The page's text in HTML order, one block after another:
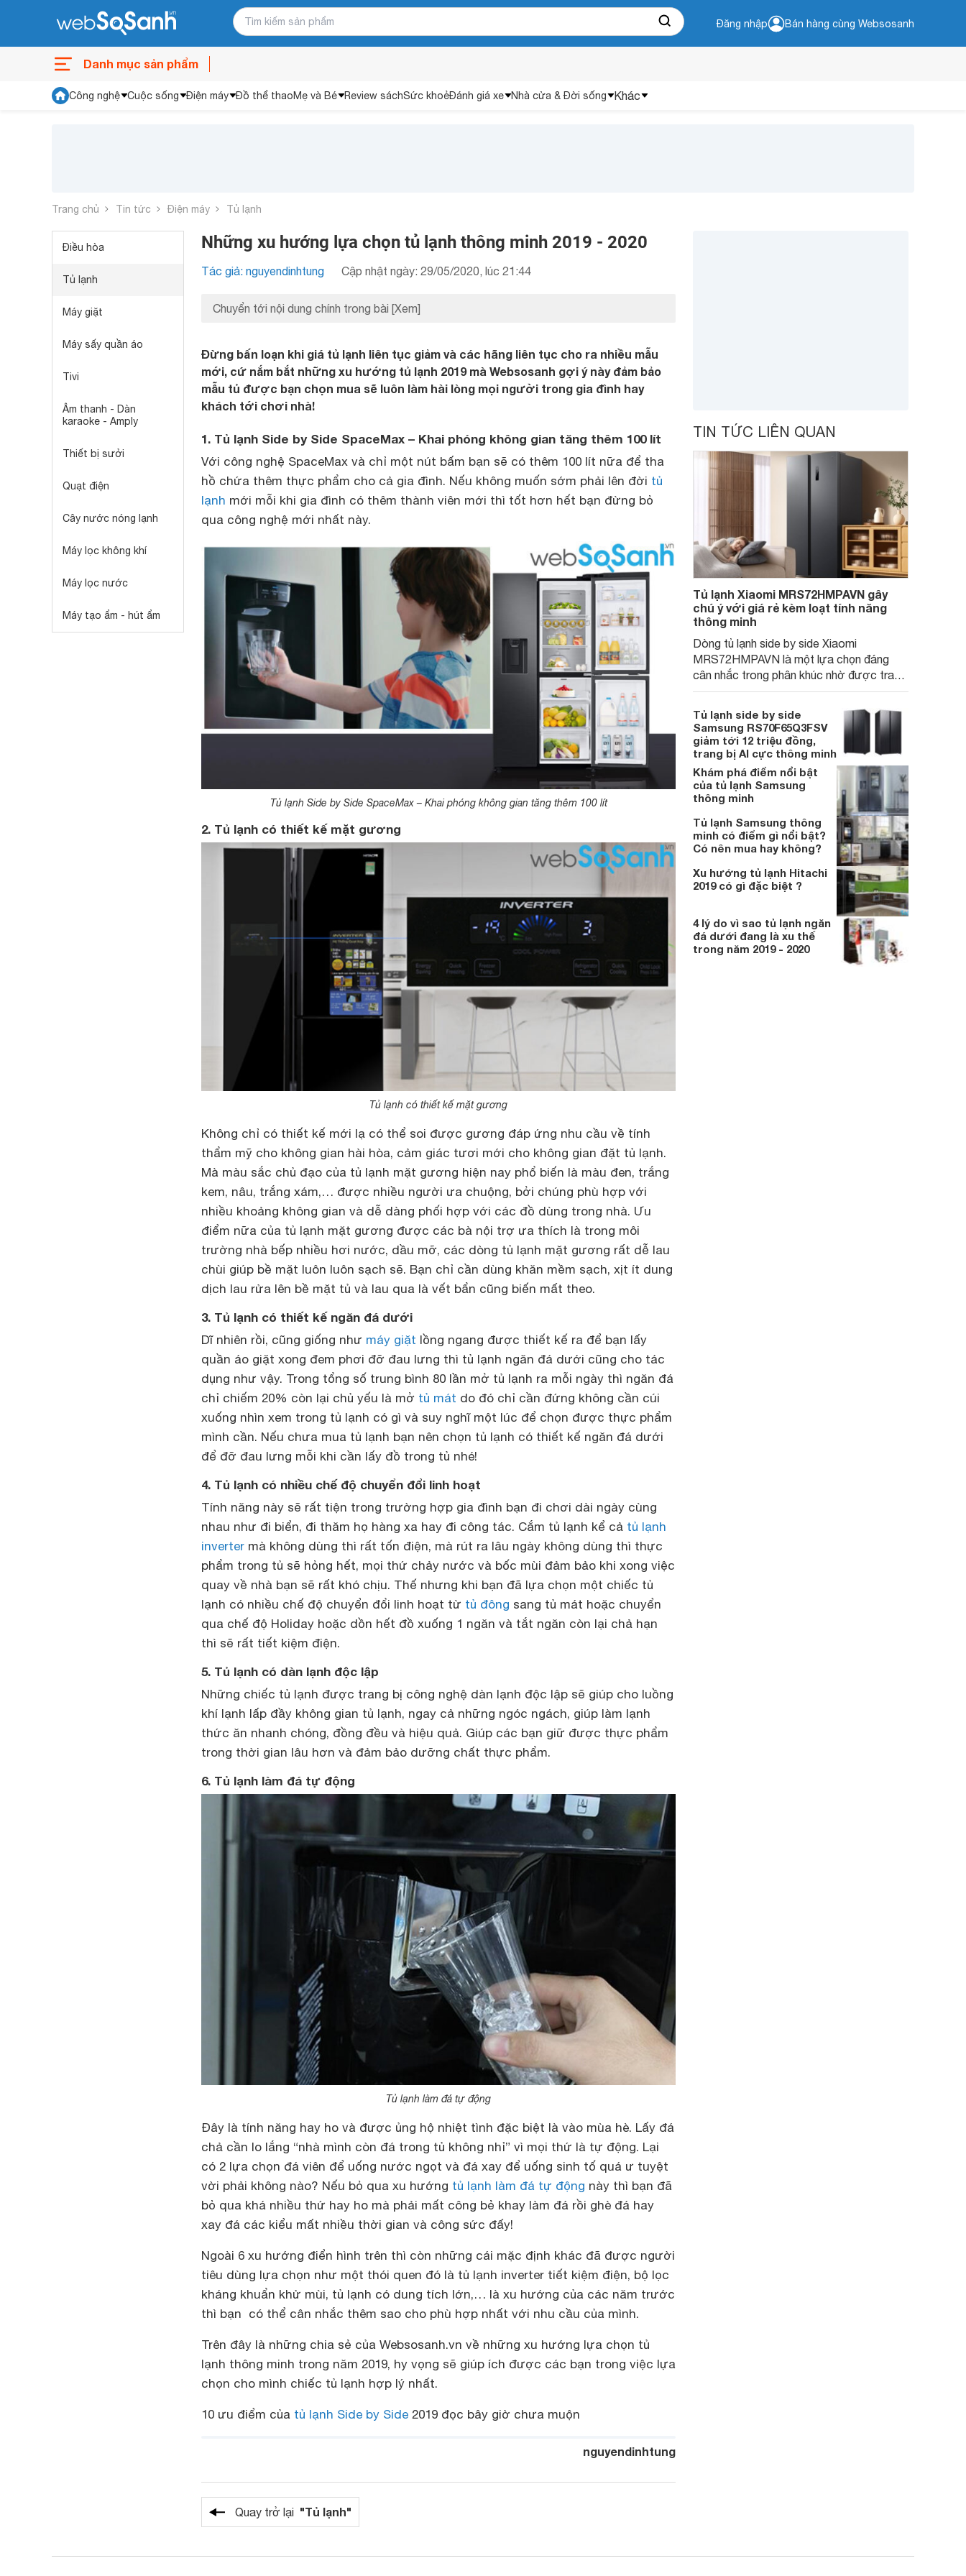
Đăng nhập Bán hàng cùng Websosanh
Danh mục sản phẩm
Công nghệ Cuộc sống Điện máy Đồ thể thaoMẹ và Bé Review sáchSức khoẻĐánh giá xe Nhà cửa & Đời sống Khác
Trang chủ Tin tức Điện máy Tủ lạnh
Điều hòa
Tủ lạnh
Máy giặt
Máy sấy quần áo
Tivi
Âm thanh - Dàn
karaoke - Amply
Thiết bị sưởi
Quạt điện
Cây nước nóng lạnh
Máy lọc không khí
Máy lọc nước
Máy tạo ẩm - hút ẩm
Những xu hướng lựa chọn tủ lạnh thông minh 2019 - 2020
Tác giả: nguyendinhtung Cập nhật ngày: 29/05/2020, lúc 21:44
Chuyển tới nội dung chính trong bài [Xem]
Đừng bấn loạn khi giá tủ lạnh liên tục giảm và các hãng liên tục cho ra nhiều mẫu
mới, cứ nắm bắt những xu hướng tủ lạnh 2019 mà Websosanh gợi ý này đảm bảo
mẫu tủ được bạn chọn mua sẽ luôn làm hài lòng mọi người trong gia đình hay
khách tới chơi nhà!
1. Tủ lạnh Side by Side SpaceMax – Khai phóng không gian tăng thêm 100 lít
Với công nghệ SpaceMax và chỉ một nút bấm bạn sẽ có thêm 100 lít nữa để tha
hồ chứa thêm thực phẩm cho cả gia đình. Nếu không muốn sớm phải lên đời tủ
lạnh mới mỗi khi gia đình có thêm thành viên mới thì tốt hơn hết bạn đừng bỏ
qua công nghệ mới nhất này.
Tủ lạnh Side by Side SpaceMax – Khai phóng không gian tăng thêm 100 lít
2. Tủ lạnh có thiết kế mặt gương
Tủ lạnh có thiết kế mặt gương
Không chỉ có thiết kế mới lạ có thể soi được gương đáp ứng nhu cầu về tính
thẩm mỹ cho không gian hài hòa, cảm giác tươi mới cho không gian đặt tủ lạnh.
Mà màu sắc chủ đạo của tủ lạnh mặt gương hiện nay phổ biến là màu đen, trắng
kem, nâu, trắng xám,… được nhiều người ưa chuộng, bởi chúng phù hợp với
nhiều khoảng không gian và dễ dàng phối hợp với các đồ dùng trong nhà. Ưu
điểm nữa của tủ lạnh mặt gương được các bà nội trợ ưa thích là trong môi
trường nhà bếp nhiều hơi nước, dầu mỡ, các dòng tủ lạnh mặt gương rất dễ lau
chùi giúp bề mặt luôn luôn sạch sẽ. Bạn chỉ cần dùng khăn mềm sạch, xịt ít dung
dịch lau rửa lên bề mặt tủ và lau qua là vết bẩn cũng biến mất theo.
3. Tủ lạnh có thiết kế ngăn đá dưới
Dĩ nhiên rồi, cũng giống như máy giặt lồng ngang được thiết kế ra để bạn lấy
quần áo giặt xong đem phơi đỡ đau lưng thì tủ lạnh ngăn đá dưới cũng cho tác
dụng như vậy. Trong tổng số trung bình 80 lần mở tủ lạnh ra mỗi ngày thì ngăn đá
chỉ chiếm 20% còn lại chủ yếu là mở tủ mát do đó chỉ cần đứng không cần cúi
xuống nhìn xem trong tủ lạnh có gì và suy nghĩ một lúc để chọn được thực phẩm
mình cần. Nếu chưa mua tủ lạnh bạn nên chọn tủ lạnh có thiết kế ngăn đá dưới
để đỡ đau lưng mỗi khi cần lấy đồ trong tủ nhé!
4. Tủ lạnh có nhiều chế độ chuyển đổi linh hoạt
Tính năng này sẽ rất tiện trong trường hợp gia đình bạn đi chơi dài ngày cùng
nhau như đi biển, đi thăm họ hàng xa hay đi công tác. Cắm tủ lạnh kể cả tủ lạnh
inverter mà không dùng thì rất tốn điện, mà rút ra lâu ngày không dùng thì thực
phẩm trong tủ sẽ hỏng hết, mọi thứ chảy nước và bốc mùi đảm bảo khi xong việc
quay về nhà bạn sẽ rất khó chịu. Thế nhưng khi bạn đã lựa chọn một chiếc tủ
lạnh có nhiều chế độ chuyển đổi linh hoạt từ tủ đông sang tủ mát hoặc chuyển
qua chế độ Holiday hoặc dồn hết đồ xuống 1 ngăn và tắt ngăn còn lại chả hạn
thì sẽ rất tiết kiệm điện.
5. Tủ lạnh có dàn lạnh độc lập
Những chiếc tủ lạnh được trang bị công nghệ dàn lạnh độc lập sẽ giúp cho luồng
khí lạnh lấp đầy không gian tủ lạnh, ngay cả những ngóc ngách, giúp làm lạnh
thức ăn nhanh chóng, đồng đều và hiệu quả. Giúp các bạn giữ được thực phẩm
trong thời gian lâu hơn và đảm bảo dưỡng chất thực phẩm.
6. Tủ lạnh làm đá tự động
Tủ lạnh làm đá tự động
Đây là tính năng hay ho và được ủng hộ nhiệt tình đặc biệt là vào mùa hè. Lấy đá
chả cần lo lắng “nhà mình còn đá trong tủ không nhỉ” vì mọi thứ là tự động. Lại
có 2 lựa chọn đá viên để uống nước ngọt và đá xay để uống sinh tố quá ư tuyệt
vời phải không nào? Nếu bỏ qua xu hướng tủ lạnh làm đá tự động này thì bạn đã
bỏ qua khá nhiều thứ hay ho mà phải mất công bẻ khay làm đá rồi ghè đá hay
xay đá các kiểu mất nhiều thời gian và công sức đấy!
Ngoài 6 xu hướng điển hình trên thì còn những cái mặc định khác đã được người
tiêu dùng lựa chọn như một thói quen đó là tủ lạnh inverter tiết kiệm điện, bộ lọc
kháng khuẩn khử mùi, tủ lạnh có dung tích lớn,… là xu hướng của các năm trước
thì bạn có thể cân nhắc thêm sao cho phù hợp nhất với nhu cầu của mình.
Trên đây là những chia sẻ của Websosanh.vn về những xu hướng lựa chọn tủ
lạnh thông minh trong năm 2019, hy vọng sẽ giúp ích được các bạn trong việc lựa
chọn cho mình chiếc tủ lạnh hợp lý nhất.
10 ưu điểm của tủ lạnh Side by Side 2019 đọc bây giờ chưa muộn
nguyendinhtung
Quay trở lại "Tủ lạnh"
TIN TỨC LIÊN QUAN
Tủ lạnh Xiaomi MRS72HMPAVN gây
chú ý với giá rẻ kèm loạt tính năng
thông minh
Dòng tủ lạnh side by side Xiaomi
MRS72HMPAVN là một lựa chọn đáng
cân nhắc trong phân khúc nhờ được trang
bị nhiều công nghệ hiện đại, mức giá hợp lý
Tủ lạnh side by side
Samsung RS70F65Q3FSV
giảm tới 12 triệu đồng,
trang bị AI cực thông minh
Khám phá điểm nổi bật
của tủ lạnh Samsung
thông minh
Tủ lạnh Samsung thông
minh có điểm gì nổi bật?
Có nên mua hay không?
Xu hướng tủ lạnh Hitachi
2019 có gì đặc biệt ?
4 lý do vì sao tủ lạnh ngăn
đá dưới đang là xu thế
trong năm 2019 - 2020